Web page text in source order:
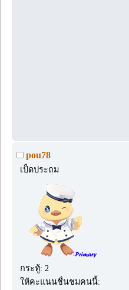
pou78
เป็ดประถม
กระทู้: 2
ให้คะแนนชื่นชมคนนี้: